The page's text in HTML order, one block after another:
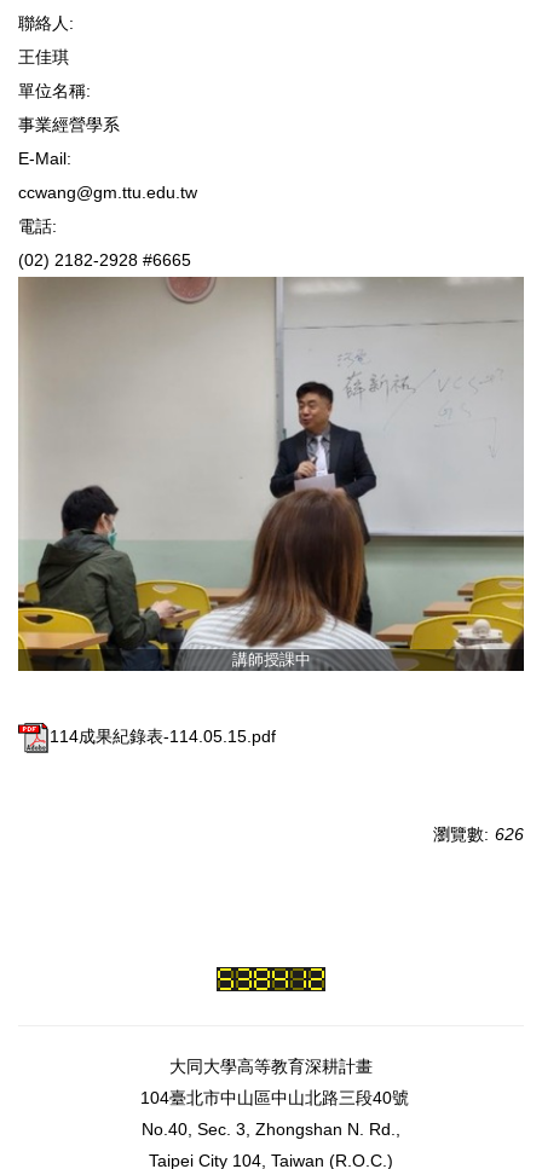
聯絡人:
王佳琪
單位名稱:
事業經營學系
E-Mail:
ccwang@gm.ttu.edu.tw
電話:
(02) 2182-2928 #6665
講師授課中
114成果紀錄表-114.05.15.pdf
瀏覽數: 626
大同大學高等教育深耕計畫
104臺北市中山區中山北路三段40號
No.40, Sec. 3, Zhongshan N. Rd.,
Taipei City 104, Taiwan (R.O.C.)